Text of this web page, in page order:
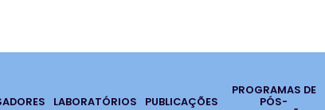
LABORATÓRIOS PUBLICAÇÕES
PROGRAMAS DE
PÓS-